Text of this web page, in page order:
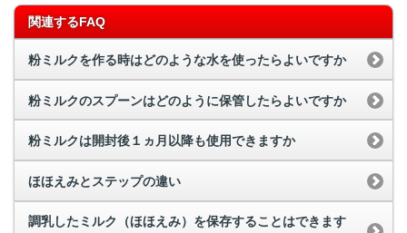
関連するFAQ
粉ミルクを作る時はどのような水を使ったらよいですか
粉ミルクのスプーンはどのように保管したらよいですか
粉ミルクは開封後１ヵ月以降も使用できますか
ほほえみとステップの違い
調乳したミルク（ほほえみ）を保存することはできます